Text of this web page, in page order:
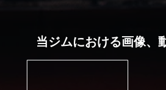
当ジムにおける画像、